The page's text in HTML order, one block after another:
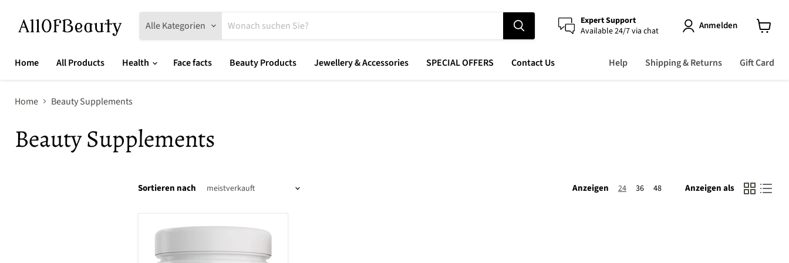
Alle Kategorien
Expert Support
Available 24/7 via chat
Anmelden
Home
All Products Health Face facts Beauty Products Jewellery & Accessories SPECIAL OFFERS Contact Us Help Shipping & Returns Gift Card
Home Beauty Supplements
Beauty Supplements
Sortieren nach Anzeigen 24 36 48 Anzeigen als